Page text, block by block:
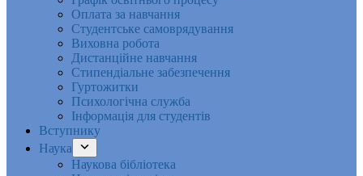
Оплата за навчання
Студентське самоврядування
Виховна робота
Дистанційне навчання
Стипендіальне забезпечення
Гуртожитки
Психологічна служба
Інформація для студентів
Вступнику
Наука
Наукова бібліотека